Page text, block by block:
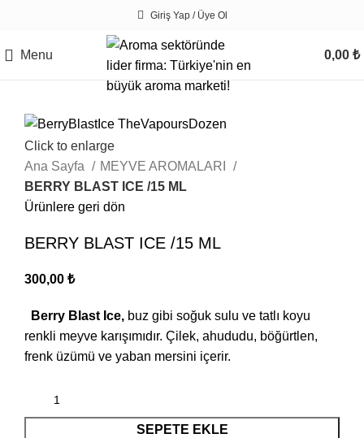
Giriş Yap / Üye Ol
Menu 0,00 ₺
Click to enlarge
Ana Sayfa
MEYVE AROMALARI
BERRY BLAST ICE /15 ML
Ürünlere geri dön
BERRY BLAST ICE /15 ML
300,00 ₺
Berry Blast Ice, buz gibi soğuk sulu ve tatlı koyu
renkli meyve karışımıdır. Çilek, ahududu, böğürtlen,
frenk üzümü ve yaban mersini içerir.
SEPETE EKLE